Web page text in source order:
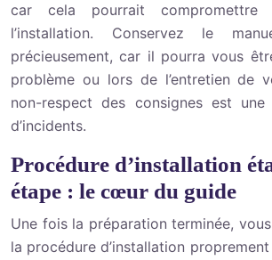
car cela pourrait
l’installation. Conservez le
précieusement, car il pourra vous
problème ou lors de l’entretien de
non-respect des consignes est une
d’incidents.
Procédure d’installation
étape : le cœur du guide
Une fois la préparation terminée,
la procédure d’installation